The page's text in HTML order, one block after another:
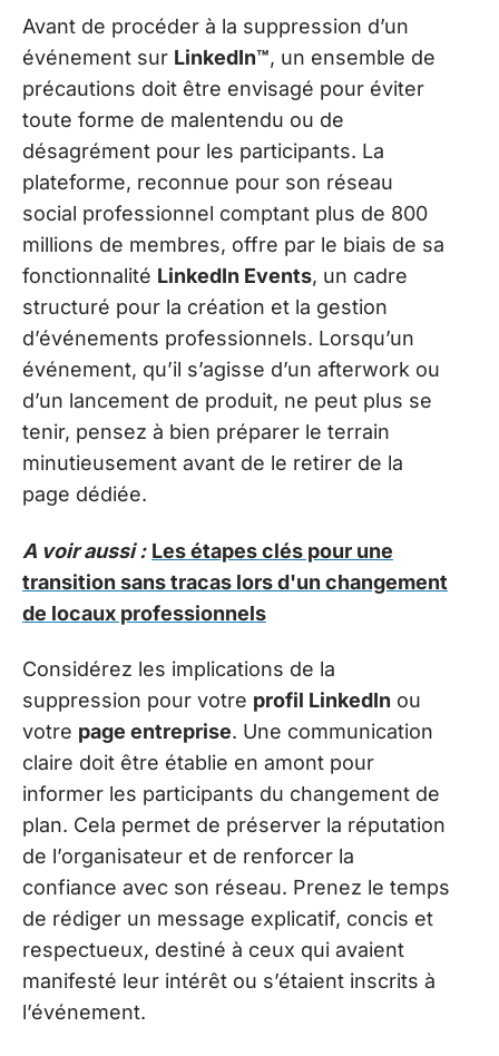
Avant de procéder à la suppression d’un
événement sur LinkedIn™, un ensemble de
précautions doit être envisagé pour éviter
toute forme de malentendu ou de
désagrément pour les participants. La
plateforme, reconnue pour son réseau
social professionnel comptant plus de 800
millions de membres, offre par le biais de sa
fonctionnalité LinkedIn Events, un cadre
structuré pour la création et la gestion
d’événements professionnels. Lorsqu’un
événement, qu’il s’agisse d’un afterwork ou
d’un lancement de produit, ne peut plus se
tenir, pensez à bien préparer le terrain
minutieusement avant de le retirer de la
page dédiée.
A voir aussi : Les étapes clés pour une
transition sans tracas lors d'un changement
de locaux professionnels
Considérez les implications de la
suppression pour votre profil LinkedIn ou
votre page entreprise. Une communication
claire doit être établie en amont pour
informer les participants du changement de
plan. Cela permet de préserver la réputation
de l’organisateur et de renforcer la
confiance avec son réseau. Prenez le temps
de rédiger un message explicatif, concis et
respectueux, destiné à ceux qui avaient
manifesté leur intérêt ou s’étaient inscrits à
l’événement.